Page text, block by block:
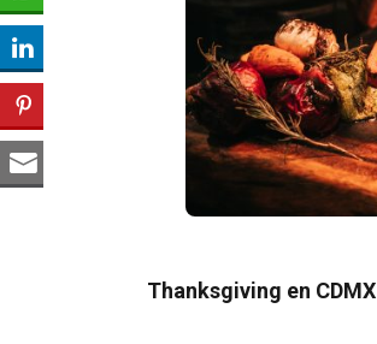
Thanksgiving en CDMX